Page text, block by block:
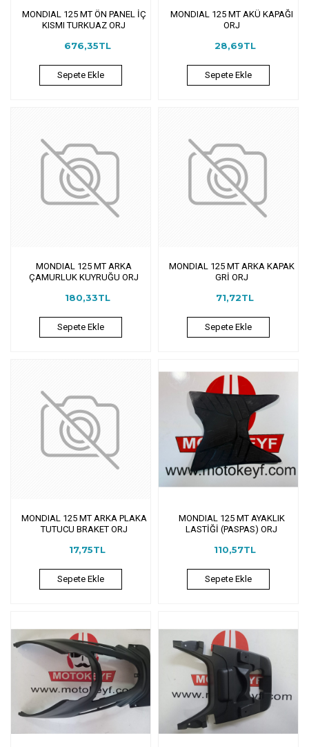
MONDIAL 125 MT ÖN PANEL İÇ
KISMI TURKUAZ ORJ
676,35TL
Sepete Ekle
MONDIAL 125 MT AKÜ KAPAĞI
ORJ
28,69TL
Sepete Ekle
MONDIAL 125 MT ARKA
ÇAMURLUK KUYRUĞU ORJ
180,33TL
Sepete Ekle
MONDIAL 125 MT ARKA KAPAK
GRİ ORJ
71,72TL
Sepete Ekle
MONDIAL 125 MT ARKA PLAKA
TUTUCU BRAKET ORJ
17,75TL
Sepete Ekle
MONDIAL 125 MT AYAKLIK
LASTİĞİ (PASPAS) ORJ
110,57TL
Sepete Ekle